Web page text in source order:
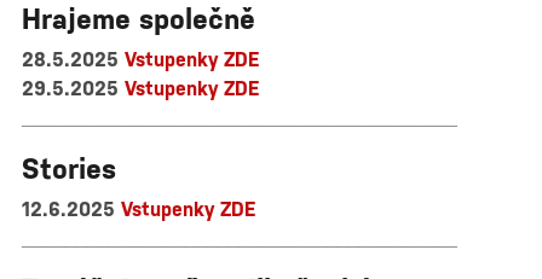
Hrajeme společně
28.5.2025 Vstupenky ZDE
29.5.2025 Vstupenky ZDE
Stories
12.6.2025 Vstupenky ZDE